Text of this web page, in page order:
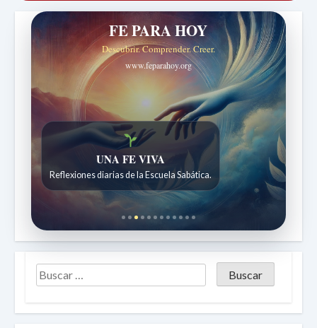
FE PARA HOY
Descubrir. Comprender. Creer.
www.feparahoy.org
UNA FE VIVA
Reflexiones diarias de la Escuela Sabática.
Historias bíblicas para maravillarse
Historias bíblicas para niños de 7 a 12 años.